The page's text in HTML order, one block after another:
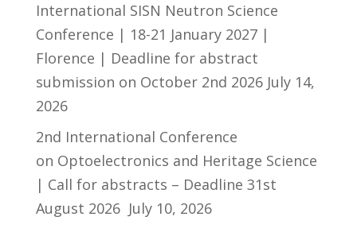
International SISN Neutron Science
Conference | 18-21 January 2027 |
Florence | Deadline for abstract
submission on October 2nd 2026 July 14,
2026
2nd International Conference
on Optoelectronics and Heritage Science
| Call for abstracts – Deadline 31st
August 2026 July 10, 2026